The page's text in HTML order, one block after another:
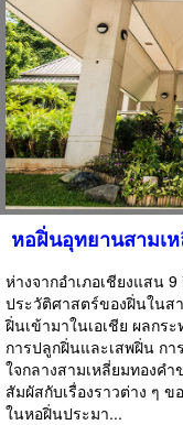
หอฝิ่นอุทยานสามเ
ห่างจากอำเภอเชียงแสน
ประวัติศาสตร์ของฝิ่นในส
ฝิ่นเข้ามาในเอเชีย ผลกร
การปลูกฝิ่นและเสพฝิ่น ก
ใจกลางสามเหลี่ยมทองค
สัมผัสกับเรื่องราวต่าง ๆ ข
ในหอฝิ่นประมา...